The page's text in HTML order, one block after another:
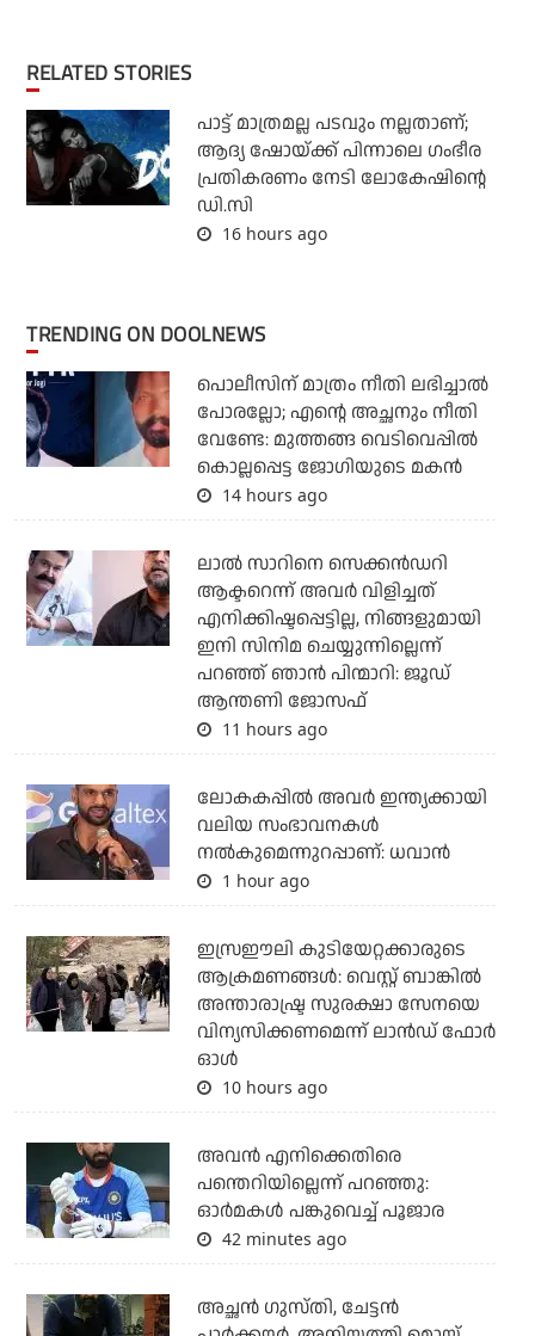
RELATED STORIES
പാട്ട് മാത്രമല്ല പടവും നല്ലതാണ്;
ആദ്യ ഷോയ്ക്ക് പിന്നാലെ ഗംഭീര
പ്രതികരണം നേടി ലോകേഷിന്റെ
ഡി.സി
16 hours ago
TRENDING ON DOOLNEWS
പൊലീസിന് മാത്രം നീതി ലഭിച്ചാല്‍
പോരല്ലോ; എന്റെ അച്ഛനും നീതി
വേണ്ടേ: മുത്തങ്ങ വെടിവെപ്പില്‍
കൊല്ലപ്പെട്ട ജോഗിയുടെ മകന്‍
14 hours ago
ലാല്‍ സാറിനെ സെക്കന്‍ഡറി
ആക്ടറെന്ന് അവര്‍ വിളിച്ചത്
എനിക്കിഷ്ടപ്പെട്ടില്ല, നിങ്ങളുമായി
ഇനി സിനിമ ചെയ്യുന്നില്ലെന്ന്
പറഞ്ഞ് ഞാന്‍ പിന്മാറി: ജൂഡ്
ആന്തണി ജോസഫ്
11 hours ago
ലോകകപ്പിൽ അവര്‍ ഇന്ത്യക്കായി
വലിയ സംഭാവനകള്‍
നല്‍കുമെന്നുറപ്പാണ്: ധവാന്‍
1 hour ago
ഇസ്രഈലി കുടിയേറ്റക്കാരുടെ
ആക്രമണങ്ങള്‍: വെസ്റ്റ് ബാങ്കില്‍
അന്താരാഷ്ട്ര സുരക്ഷാ സേനയെ
വിന്യസിക്കണമെന്ന് ലാന്‍ഡ് ഫോര്‍
ഓള്‍
10 hours ago
അവന്‍ എനിക്കെതിരെ
പന്തെറിയില്ലെന്ന് പറഞ്ഞു:
ഓര്‍മകള്‍ പങ്കുവെച്ച് പൂജാര
42 minutes ago
അച്ഛന്‍ ഗുസ്തി, ചേട്ടന്‍